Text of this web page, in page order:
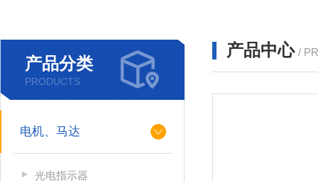
产品分类
PRODUCTS
电机、马达
光电指示器
产品中心 /